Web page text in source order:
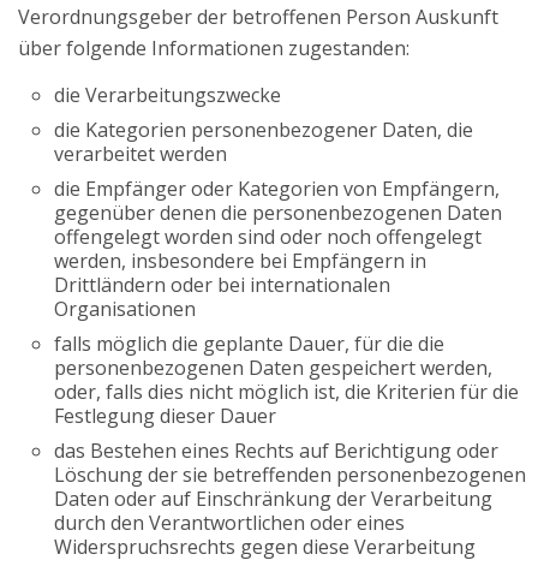
Verordnungsgeber der betroffenen Person Auskunft
über folgende Informationen zugestanden:
die Verarbeitungszwecke
die Kategorien personenbezogener Daten, die
verarbeitet werden
die Empfänger oder Kategorien von Empfängern,
gegenüber denen die personenbezogenen Daten
offengelegt worden sind oder noch offengelegt
werden, insbesondere bei Empfängern in
Drittländern oder bei internationalen
Organisationen
falls möglich die geplante Dauer, für die die
personenbezogenen Daten gespeichert werden,
oder, falls dies nicht möglich ist, die Kriterien für die
Festlegung dieser Dauer
das Bestehen eines Rechts auf Berichtigung oder
Löschung der sie betreffenden personenbezogenen
Daten oder auf Einschränkung der Verarbeitung
durch den Verantwortlichen oder eines
Widerspruchsrechts gegen diese Verarbeitung